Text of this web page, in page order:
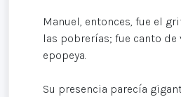
Manuel, entonces, fue el
las pobrerías; fue canto
epopeya.
Su presencia parecía